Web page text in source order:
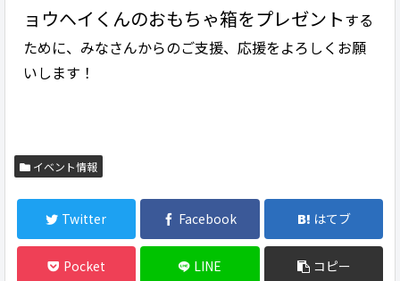
ョウヘイくんのおもちゃ箱をプレゼントする
ために、みなさんからのご支援、応援をよろしくお願
いします！
イベント情報
Twitter Facebook はてブ
Pocket LINE コピー